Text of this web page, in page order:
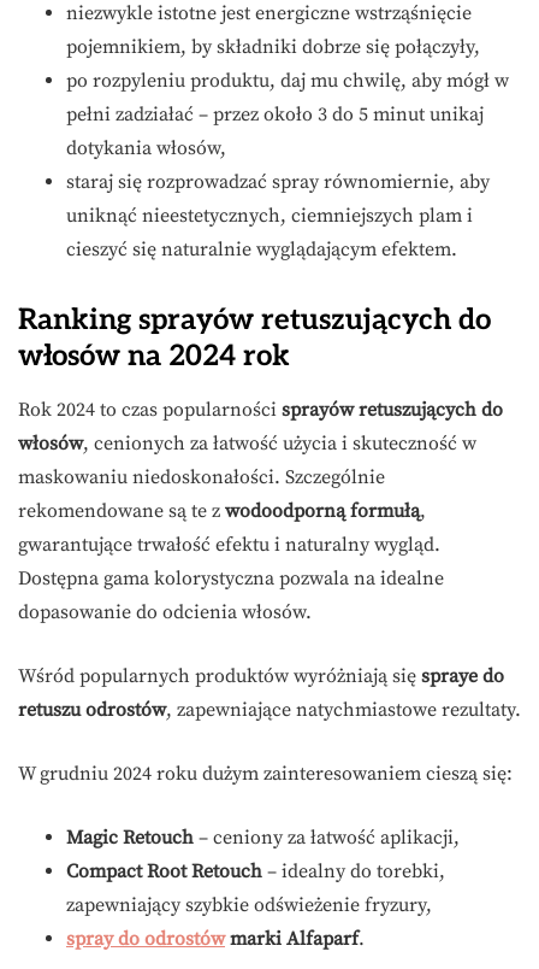
niezwykle istotne jest energiczne wstrząśnięcie
pojemnikiem, by składniki dobrze się połączyły,
po rozpyleniu produktu, daj mu chwilę, aby mógł w
pełni zadziałać – przez około 3 do 5 minut unikaj
dotykania włosów,
staraj się rozprowadzać spray równomiernie, aby
uniknąć nieestetycznych, ciemniejszych plam i
cieszyć się naturalnie wyglądającym efektem.
Ranking sprayów retuszujących do
włosów na 2024 rok
Rok 2024 to czas popularności sprayów retuszujących do
włosów, cenionych za łatwość użycia i skuteczność w
maskowaniu niedoskonałości. Szczególnie
rekomendowane są te z wodoodporną formułą,
gwarantujące trwałość efektu i naturalny wygląd.
Dostępna gama kolorystyczna pozwala na idealne
dopasowanie do odcienia włosów.
Wśród popularnych produktów wyróżniają się spraye do
retuszu odrostów, zapewniające natychmiastowe rezultaty.
W grudniu 2024 roku dużym zainteresowaniem cieszą się:
Magic Retouch – ceniony za łatwość aplikacji,
Compact Root Retouch – idealny do torebki,
zapewniający szybkie odświeżenie fryzury,
spray do odrostówmarki Alfaparf.